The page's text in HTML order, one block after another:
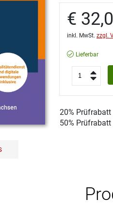
€
inkl. MwSt. zzgl.
Lieferbar
20%
50%